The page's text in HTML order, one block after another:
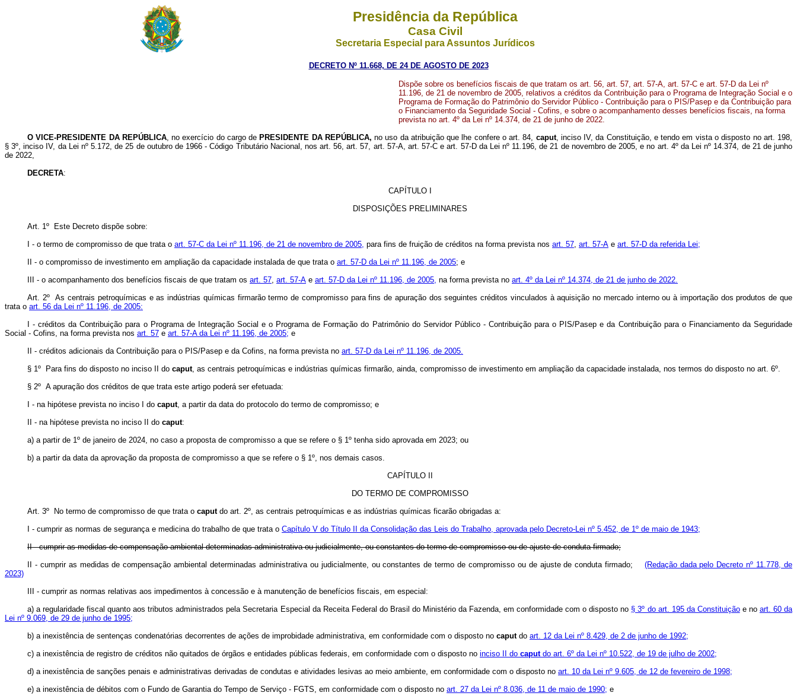
Presidência da República
Casa Civil
Secretaria Especial para Assuntos Jurídicos
DECRETO Nº 11.668, DE 24 DE AGOSTO DE 2023
Dispõe sobre os benefícios fiscais de que tratam os art. 56, art. 57, art. 57-A, art. 57-C e art. 57-D da Lei nº
11.196, de 21 de novembro de 2005, relativos a créditos da Contribuição para o Programa de Integração Social e o
Programa de Formação do Patrimônio do Servidor Público - Contribuição para o PIS/Pasep e da Contribuição para
o Financiamento da Seguridade Social - Cofins, e sobre o acompanhamento desses benefícios fiscais, na forma
prevista no art. 4º da Lei nº 14.374, de 21 de junho de 2022.
O VICE-PRESIDENTE DA REPÚBLICA, no exercício do cargo de PRESIDENTE DA REPÚBLICA, no uso da atribuição que lhe confere o art. 84, caput, inciso IV, da Constituição, e tendo em vista o disposto no art. 198,
§ 3º, inciso IV, da Lei nº 5.172, de 25 de outubro de 1966 - Código Tributário Nacional, nos art. 56, art. 57, art. 57-A, art. 57-C e art. 57-D da Lei nº 11.196, de 21 de novembro de 2005, e no art. 4º da Lei nº 14.374, de 21 de junho
de 2022,
DECRETA:
CAPÍTULO I
DISPOSIÇÕES PRELIMINARES
Art. 1º Este Decreto dispõe sobre:
I - o termo de compromisso de que trata o art. 57-C da Lei nº 11.196, de 21 de novembro de 2005, para fins de fruição de créditos na forma prevista nos art. 57, art. 57-A e art. 57-D da referida Lei;
II - o compromisso de investimento em ampliação da capacidade instalada de que trata o art. 57-D da Lei nº 11.196, de 2005; e
III - o acompanhamento dos benefícios fiscais de que tratam os art. 57, art. 57-A e art. 57-D da Lei nº 11.196, de 2005, na forma prevista no art. 4º da Lei nº 14.374, de 21 de junho de 2022.
Art. 2º As centrais petroquímicas e as indústrias químicas firmarão termo de compromisso para fins de apuração dos seguintes créditos vinculados à aquisição no mercado interno ou à importação dos produtos de que
trata o art. 56 da Lei nº 11.196, de 2005:
I - créditos da Contribuição para o Programa de Integração Social e o Programa de Formação do Patrimônio do Servidor Público - Contribuição para o PIS/Pasep e da Contribuição para o Financiamento da Seguridade
Social - Cofins, na forma prevista nos art. 57 e art. 57-A da Lei nº 11.196, de 2005; e
II - créditos adicionais da Contribuição para o PIS/Pasep e da Cofins, na forma prevista no art. 57-D da Lei nº 11.196, de 2005.
§ 1º Para fins do disposto no inciso II do caput, as centrais petroquímicas e indústrias químicas firmarão, ainda, compromisso de investimento em ampliação da capacidade instalada, nos termos do disposto no art. 6º.
§ 2º A apuração dos créditos de que trata este artigo poderá ser efetuada:
I - na hipótese prevista no inciso I do caput, a partir da data do protocolo do termo de compromisso; e
II - na hipótese prevista no inciso II do caput:
a) a partir de 1º de janeiro de 2024, no caso a proposta de compromisso a que se refere o § 1º tenha sido aprovada em 2023; ou
b) a partir da data da aprovação da proposta de compromisso a que se refere o § 1º, nos demais casos.
CAPÍTULO II
DO TERMO DE COMPROMISSO
Art. 3º No termo de compromisso de que trata o caput do art. 2º, as centrais petroquímicas e as indústrias químicas ficarão obrigadas a:
I - cumprir as normas de segurança e medicina do trabalho de que trata o Capítulo V do Título II da Consolidação das Leis do Trabalho, aprovada pelo Decreto-Lei nº 5.452, de 1º de maio de 1943;
II - cumprir as medidas de compensação ambiental determinadas administrativa ou judicialmente, ou constantes do termo de compromisso ou de ajuste de conduta firmado;
II - cumprir as medidas de compensação ambiental determinadas administrativa ou judicialmente, ou constantes de termo de compromisso ou de ajuste de conduta firmado; (Redação dada pelo Decreto nº 11.778, de
2023)
III - cumprir as normas relativas aos impedimentos à concessão e à manutenção de benefícios fiscais, em especial:
a) a regularidade fiscal quanto aos tributos administrados pela Secretaria Especial da Receita Federal do Brasil do Ministério da Fazenda, em conformidade com o disposto no § 3º do art. 195 da Constituiçãoe no art. 60 da
Lei nº 9.069, de 29 de junho de 1995;
b) a inexistência de sentenças condenatórias decorrentes de ações de improbidade administrativa, em conformidade com o disposto no caput do art. 12 da Lei nº 8.429, de 2 de junho de 1992;
c) a inexistência de registro de créditos não quitados de órgãos e entidades públicas federais, em conformidade com o disposto no inciso II do caputdo art. 6º da Lei nº 10.522, de 19 de julho de 2002;
d) a inexistência de sanções penais e administrativas derivadas de condutas e atividades lesivas ao meio ambiente, em conformidade com o disposto no art. 10 da Lei nº 9.605, de 12 de fevereiro de 1998;
e) a inexistência de débitos com o Fundo de Garantia do Tempo de Serviço - FGTS, em conformidade com o disposto no art. 27 da Lei nº 8.036, de 11 de maio de 1990; e